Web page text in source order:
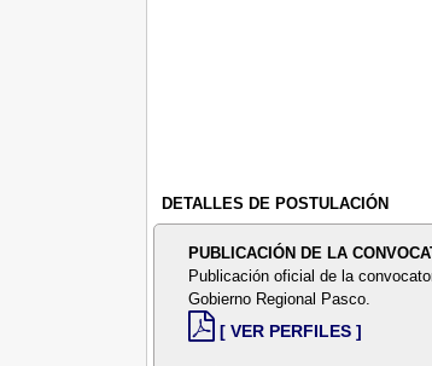
DETALLES DE POSTULACIÓN
PUBLICACIÓN DE LA
Publicación oficial de la
Gobierno Regional Pasco.
[ VER PERFILES ]